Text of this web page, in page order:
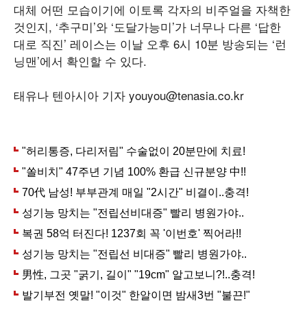
대체 어떤 모습이기에 이토록 각자의 비주얼을 자책한
것인지, ‘추구미’와 ‘도달가능미’가 너무나 다른 ‘답한
대로 직진’ 레이스는 이날 오후 6시 10분 방송되는 ‘런
닝맨’에서 확인할 수 있다.
태유나 텐아시아 기자 youyou@tenasia.co.kr